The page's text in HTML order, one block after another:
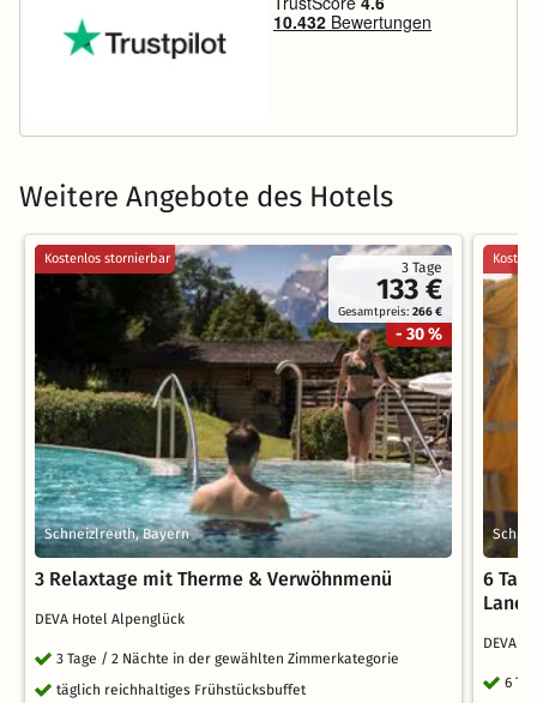
Weitere Angebote des Hotels
3 Tage
133 €
Gesamtpreis:266 €
- 30 %
Kostenlos stornierbar
Schneizlreuth, Bayern
3 Relaxtage mit Therme & Verwöhnmenü
DEVA Hotel Alpenglück
3 Tage / 2 Nächte in der gewählten Zimmerkategorie
täglich reichhaltiges Frühstücksbuffet
6
Land
DEVA
6